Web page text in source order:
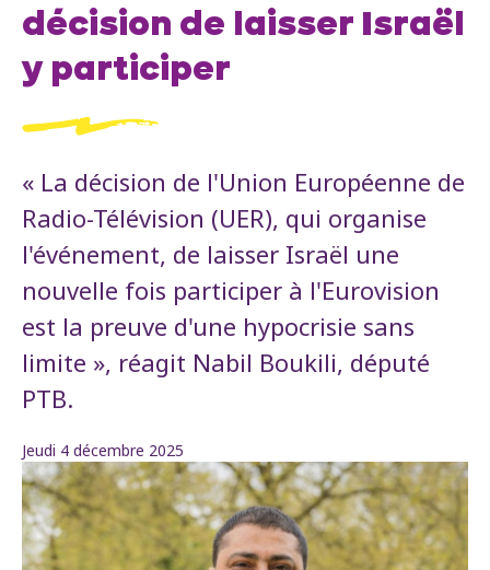
décision de laisser Israël
y participer
« La décision de l'Union Européenne de
Radio-Télévision (UER), qui organise
l'événement, de laisser Israël une
nouvelle fois participer à l'Eurovision
est la preuve d'une hypocrisie sans
limite », réagit Nabil Boukili, député
PTB.
Jeudi 4 décembre 2025